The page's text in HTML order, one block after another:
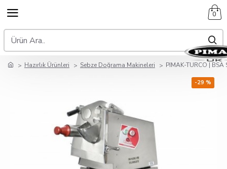
0
Hazırlık Ürünleri Sebze Doğrama Makineleri PIMAK-TURCO | BSA
-29 %